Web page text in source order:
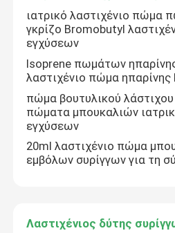
ιατρικό λαστιχένιο πώμα
γκρίζο Bromobutyl
εγχύσεων
Isoprene πωμάτων
λαστιχένιο πώμα
πώμα βουτυλικού
πώματα μπουκαλιών
εγχύσεων
20ml λαστιχένιο πώμα
εμβόλων συρίγγων για τη
Λαστιχένιος δύτης